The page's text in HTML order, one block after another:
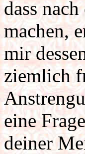
dass
machen,
mir
ziemlich
eine
deiner